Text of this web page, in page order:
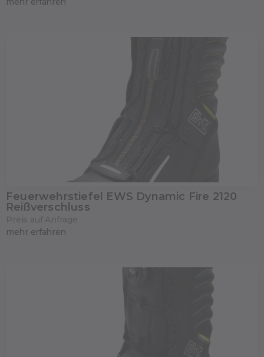
Feuerwehrstiefel EWS Dynamic Fire 2120
Reißverschluss
mehr erfahren